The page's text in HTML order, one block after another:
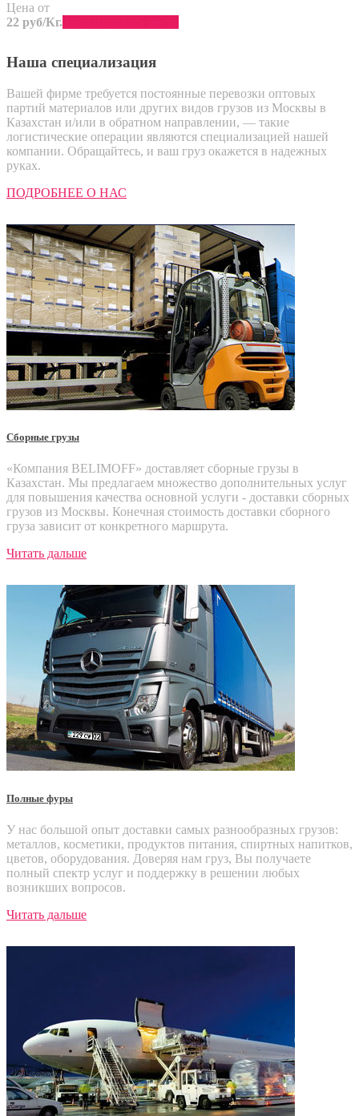
Цена от
22 руб/Кг.
Наша специализация
Вашей фирме требуется постоянные перевозки оптовых
партий материалов или других видов грузов из Москвы в
Казахстан и/или в обратном направлении, — такие
логистические операции являются специализацией нашей
компании. Обращайтесь, и ваш груз окажется в надежных
руках.
ПОДРОБНЕЕ О НАС
Сборные грузы
«Компания BELIMOFF» доставляет сборные грузы в
Казахстан. Мы предлагаем множество дополнительных услуг
для повышения качества основной услуги - доставки сборных
грузов из Москвы. Конечная стоимость доставки сборного
груза зависит от конкретного маршрута.
Читать дальше
Полные фуры
У нас большой опыт доставки самых разнообразных грузов:
металлов, косметики, продуктов питания, спиртных напитков,
цветов, оборудования. Доверяя нам груз, Вы получаете
полный спектр услуг и поддержку в решении любых
возникших вопросов.
Читать дальше